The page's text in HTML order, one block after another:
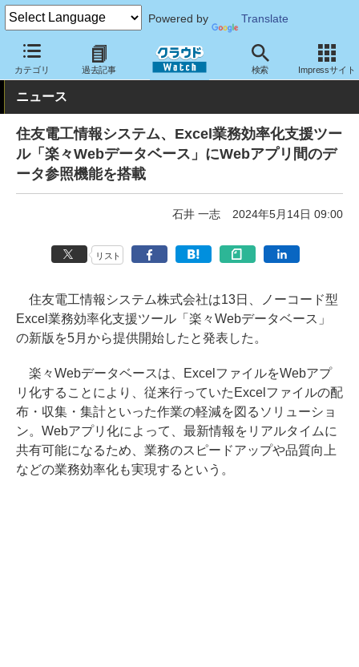
Powered by Translate
カテゴリ 過去記事 検索 Impressサイト
クラウド Watch サービス・ソフト サービス 業務関連
ニュース
住友電工情報システム、Excel業務効率化支援ツー
ル「楽々Webデータベース」にWebアプリ間のデ
ータ参照機能を搭載
石井 一志 2024年5月14日 09:00
リスト
住友電工情報システム株式会社は13日、ノーコード型
Excel業務効率化支援ツール「楽々Webデータベース」
の新版を5月から提供開始したと発表した。
楽々Webデータベースは、ExcelファイルをWebアプ
リ化することにより、従来行っていたExcelファイルの配
布・収集・集計といった作業の軽減を図るソリューショ
ン。Webアプリ化によって、最新情報をリアルタイムに
共有可能になるため、業務のスピードアップや品質向上
などの業務効率化も実現するという。